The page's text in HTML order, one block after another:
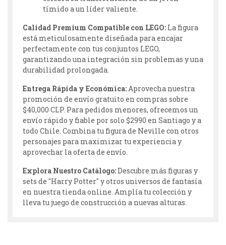
tímido a un líder valiente.
Calidad Premium Compatible con LEGO: La figura
está meticulosamente diseñada para encajar
perfectamente con tus conjuntos LEGO,
garantizando una integración sin problemas y una
durabilidad prolongada.
Entrega Rápida y Económica:Aprovecha nuestra
promoción de envío gratuito en compras sobre
$40,000 CLP. Para pedidos menores, ofrecemos un
envío rápido y fiable por solo $2990 en Santiago y a
todo Chile. Combina tu figura de Neville con otros
personajes para maximizar tu experiencia y
aprovechar la oferta de envío.
Explora Nuestro Catálogo:Descubre más figuras y
sets de "Harry Potter" y otros universos de fantasía
en nuestra tienda online. Amplía tu colección y
lleva tu juego de construcción a nuevas alturas.